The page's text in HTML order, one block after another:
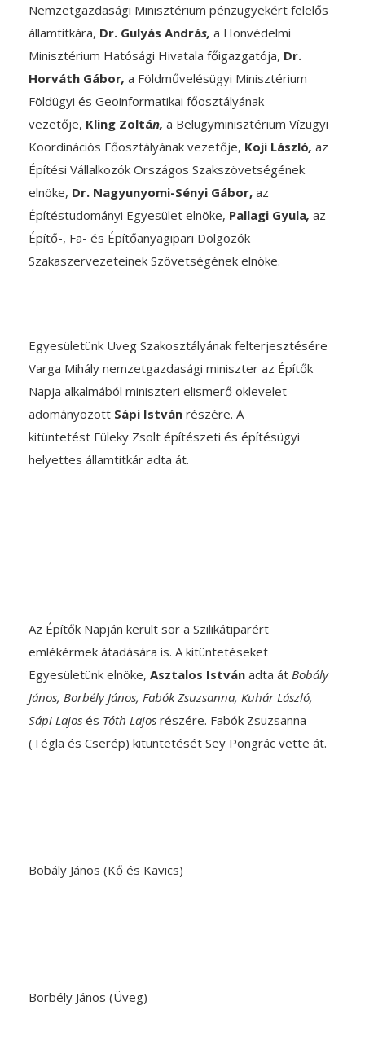
Nemzetgazdasági Minisztérium pénzügyekért felelős
államtitkára, Dr. Gulyás András, a Honvédelmi
Minisztérium Hatósági Hivatala főigazgatója, Dr.
Horváth Gábor, a Földművelésügyi Minisztérium
Földügyi és Geoinformatikai főosztályának
vezetője, Kling Zoltán, a Belügyminisztérium Vízügyi
Koordinációs Főosztályának vezetője, Koji László, az
Építési Vállalkozók Országos Szakszövetségének
elnöke, Dr. Nagyunyomi-Sényi Gábor, az
Építéstudományi Egyesület elnöke, Pallagi Gyula, az
Építő-, Fa- és Építőanyagipari Dolgozók
Szakaszervezeteinek Szövetségének elnöke.
Egyesületünk Üveg Szakosztályának felterjesztésére
Varga Mihály nemzetgazdasági miniszter az Építők
Napja alkalmából miniszteri elismerő oklevelet
adományozott Sápi István részére. A
kitüntetést Füleky Zsolt építészeti és építésügyi
helyettes államtitkár adta át.
Az Építők Napján került sor a Szilikátiparért
emlékérmek átadására is. A kitüntetéseket
Egyesületünk elnöke, Asztalos István adta át Bobály
János, Borbély János, Fabók Zsuzsanna, Kuhár László,
Sápi Lajos és Tóth Lajos részére. Fabók Zsuzsanna
(Tégla és Cserép) kitüntetését Sey Pongrác vette át.
Bobály János (Kő és Kavics)
Borbély János (Üveg)